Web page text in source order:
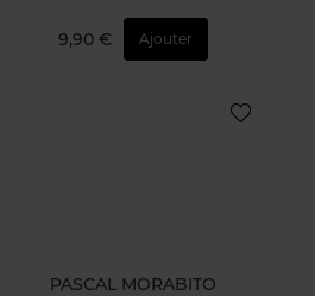
9,90 € Ajouter
PASCAL MORABITO